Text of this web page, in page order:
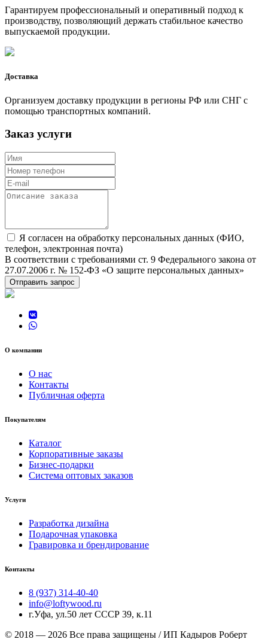
Гарантируем профессиональный и оперативный подход к
производству, позволяющий держать стабильное качество
выпускаемой продукции.
Доставка
Организуем доставку продукции в регионы РФ или СНГ с
помощью транспортных компаний.
Заказ услуги
Я согласен на обработку персональных данных (ФИО,
телефон, электронная почта)
В соответствии с требованиями ст. 9 Федерального закона от
27.07.2006 г. № 152-ФЗ «О защите персональных данных»
Отправить запрос
О компании
О нас
Контакты
Публичная оферта
Покупателям
Каталог
Корпоративные заказы
Бизнес-подарки
Система оптовых заказов
Услуги
Разработка дизайна
Подарочная упаковка
Гравировка и брендирование
Контакты
8 (937) 314-40-40
info@loftywood.ru
г.Уфа, ул.50 лет СССР 39, к.11
© 2018 — 2026 Все права защищены / ИП Кадыров Роберт